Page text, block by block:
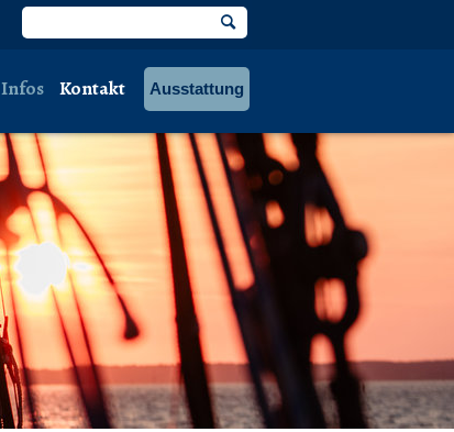
Infos Kontakt Ausstattung